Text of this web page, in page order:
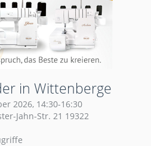
in Wittenberge
2026, 14:30-16:30
Jahn-Str. 21 19322